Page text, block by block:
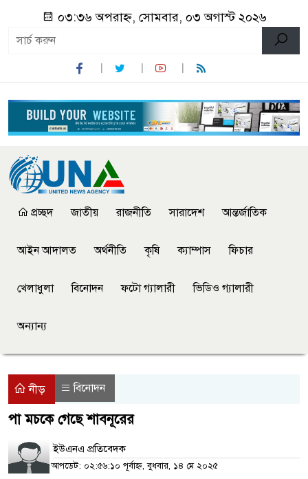
০৩:৩৬ অপরাহ্ন, সোমবার, ০৩ অগাস্ট ২০২৬
প্রচ্ছদ জাতীয় রাজনীতি সারাদেশ আন্তর্জাতিক
আইন আদালত অর্থনীতি কৃষি ক্যাম্পাস ফিচার
খেলাধুলা বিনোদন ফটো গ্যালারী ভিডিও গ্যালারী
অন্যান্য
নীড় বিনোদন
পা মচকে গেছে শাবনূরের
ইউএনএ প্রতিবেদক
আপডেট: ০২:৫৬:১০ পূর্বাহ্ন, বুধবার, ১৪ মে ২০২৫